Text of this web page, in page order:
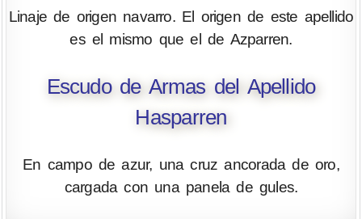
Linaje de origen navarro. El origen de este apellido
es el mismo que el de Azparren.
Escudo de Armas del Apellido
Hasparren
En campo de azur, una cruz ancorada de oro,
cargada con una panela de gules.